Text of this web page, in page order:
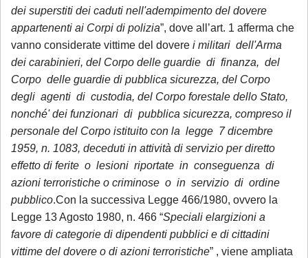
dei superstiti dei caduti nell'adempimento del dovere
appartenenti ai Corpi di polizia”, dove all’art. 1 afferma che
vanno considerate vittime del dovere i militari dell'Arma
dei carabinieri, del Corpo delle guardie di finanza, del
Corpo delle guardie di pubblica sicurezza, del Corpo
degli agenti di custodia, del Corpo forestale dello Stato,
nonché' dei funzionari di pubblica sicurezza, compreso il
personale del Corpo istituito con la legge 7 dicembre
1959, n. 1083, deceduti in attività di servizio per diretto
effetto di ferite o lesioni riportate in conseguenza di
azioni terroristiche o criminose o in servizio di ordine
pubblico.Con la successiva Legge 466/1980, ovvero la
Legge 13 Agosto 1980, n. 466 “Speciali elargizioni a
favore di categorie di dipendenti pubblici e di cittadini
vittime del dovere o di azioni terroristiche” , viene ampliata